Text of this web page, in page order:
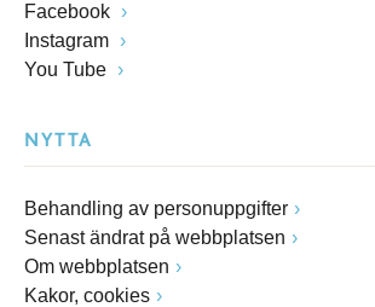
Facebook
Instagram
You Tube
NYTTA
Behandling av personuppgifter
Senast ändrat på webbplatsen
Om webbplatsen
Kakor, cookies